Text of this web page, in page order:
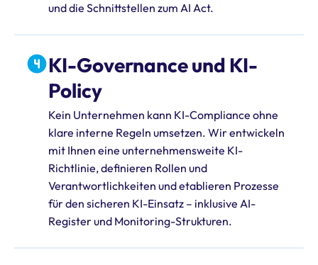
und die Schnittstellen zum AI Act.
KI-Governance und KI-
Policy
Kein Unternehmen kann KI-Compliance ohne
klare interne Regeln umsetzen. Wir entwickeln
mit Ihnen eine unternehmensweite KI-
Richtlinie, definieren Rollen und
Verantwortlichkeiten und etablieren Prozesse
für den sicheren KI-Einsatz – inklusive AI-
Register und Monitoring-Strukturen.